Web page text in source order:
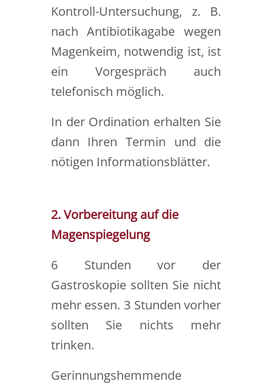
Kontroll-Untersuchung, z. B.
nach Antibiotikagabe wegen
Magenkeim, notwendig ist, ist
ein Vorgespräch auch
telefonisch möglich.
In der Ordination erhalten Sie
dann Ihren Termin und die
nötigen Informationsblätter.
2. Vorbereitung auf die
Magenspiegelung
6 Stunden vor der
Gastroskopie sollten Sie nicht
mehr essen. 3 Stunden vorher
sollten Sie nichts mehr
trinken.
Gerinnungshemmende